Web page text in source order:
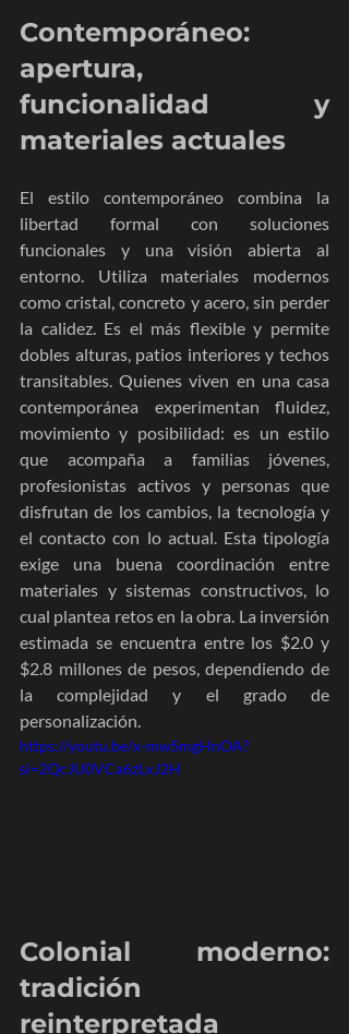
Contemporáneo:
apertura,
funcionalidad y
materiales actuales
El estilo contemporáneo combina la
libertad formal con soluciones
funcionales y una visión abierta al
entorno. Utiliza materiales modernos
como cristal, concreto y acero, sin perder
la calidez. Es el más flexible y permite
dobles alturas, patios interiores y techos
transitables. Quienes viven en una casa
contemporánea experimentan fluidez,
movimiento y posibilidad: es un estilo
que acompaña a familias jóvenes,
profesionistas activos y personas que
disfrutan de los cambios, la tecnología y
el contacto con lo actual. Esta tipología
exige una buena coordinación entre
materiales y sistemas constructivos, lo
cual plantea retos en la obra. La inversión
estimada se encuentra entre los $2.0 y
$2.8 millones de pesos, dependiendo de
la complejidad y el grado de
personalización.
https://youtu.be/x-mwSmgHnOA?
si=2QcJU0VCa6zLxJ2H
Colonial moderno:
tradición
reinterpretada